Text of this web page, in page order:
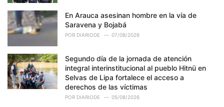
En Arauca asesinan hombre en la vía de
Saravena y Bojabá
POR DIARIODE 07/08/2026
Segundo día de la jornada de atención
integral interinstitucional al pueblo Hitnü en
Selvas de Lipa fortalece el acceso a
derechos de las víctimas
POR DIARIODE 05/08/2026